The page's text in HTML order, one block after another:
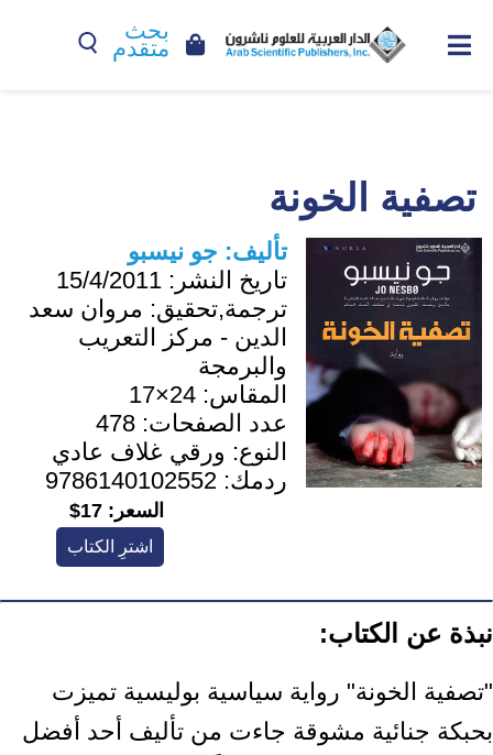
بحث
متقدم
تصفية الخونة
تأليف: جو نيسبو
تاريخ النشر: 15/4/2011
ترجمة,تحقيق: مروان سعد
الدين - مركز التعريب
والبرمجة
المقاس: 24×17
عدد الصفحات: 478
النوع: ورقي غلاف عادي
ردمك: 9786140102552
السعر: 17$
اشترِ الكتاب
نبذة عن الكتاب:
"تصفية الخونة" رواية سياسية بوليسية تميزت
بحبكة جنائية مشوقة جاءت من تأليف أحد أفضل